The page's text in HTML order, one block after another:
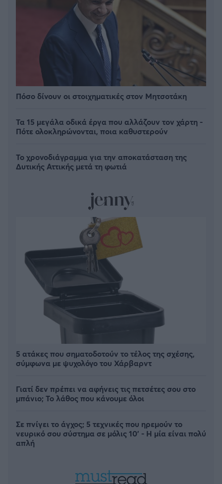
Πόσο δίνουν οι στοιχηματικές στον Μητσοτάκη
Τα 15 μεγάλα οδικά έργα που αλλάζουν τον χάρτη -
Πότε ολοκληρώνονται, ποια καθυστερούν
Το χρονοδιάγραμμα για την αποκατάσταση της
Δυτικής Αττικής μετά τη φωτιά
5 ατάκες που σηματοδοτούν το τέλος της σχέσης,
σύμφωνα με ψυχολόγο του Χάρβαρντ
Γιατί δεν πρέπει να αφήνεις τις πετσέτες σου στο
μπάνιο; Το λάθος που κάνουμε όλοι
Σε πνίγει το άγχος; 5 τεχνικές που ηρεμούν το
νευρικό σου σύστημα σε μόλις 10' - Η μία είναι πολύ
απλή